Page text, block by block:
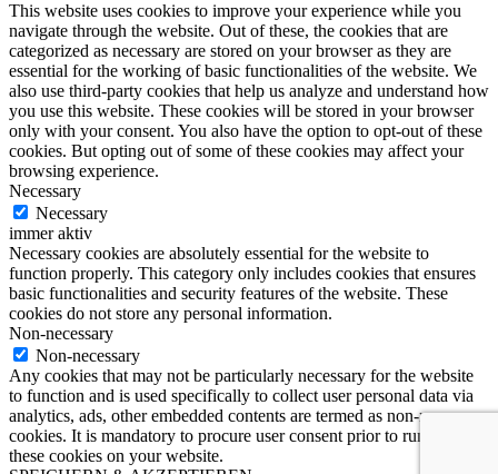
This website uses cookies to improve your experience while you
navigate through the website. Out of these, the cookies that are
categorized as necessary are stored on your browser as they are
essential for the working of basic functionalities of the website. We
also use third-party cookies that help us analyze and understand how
you use this website. These cookies will be stored in your browser
only with your consent. You also have the option to opt-out of these
cookies. But opting out of some of these cookies may affect your
browsing experience.
Necessary
Necessary
immer aktiv
Necessary cookies are absolutely essential for the website to
function properly. This category only includes cookies that ensures
basic functionalities and security features of the website. These
cookies do not store any personal information.
Non-necessary
Non-necessary
Any cookies that may not be particularly necessary for the website
to function and is used specifically to collect user personal data via
analytics, ads, other embedded contents are termed as non-necessary
cookies. It is mandatory to procure user consent prior to running
these cookies on your website.